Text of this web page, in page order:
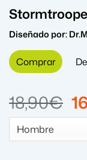
Diseñado por:
Comprar
18,90€ El